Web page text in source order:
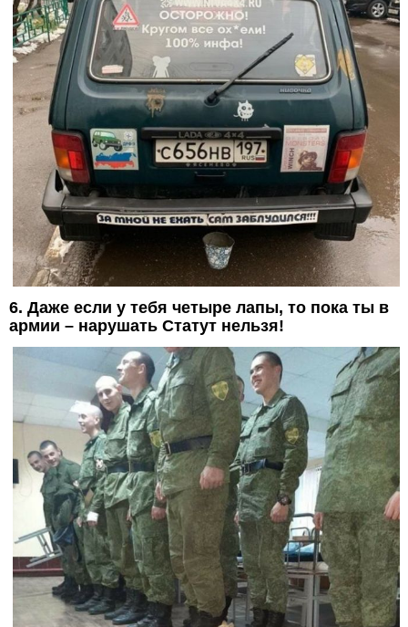
6. Даже если у тебя четыре лапы, то пока ты в
армии – нарушать Статут нельзя!